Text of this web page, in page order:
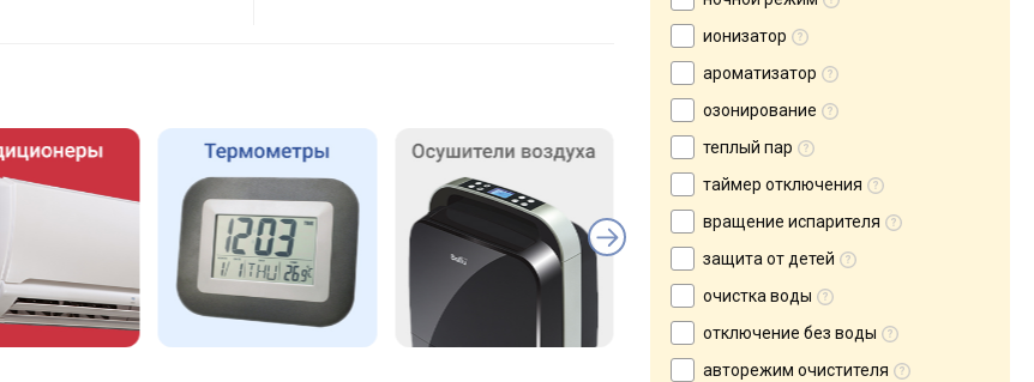
ионизатор
ароматизатор
озонирование
теплый пар
таймер отключения
вращение испарителя
защита от детей
очистка воды
отключение без воды
авторежим очистителя